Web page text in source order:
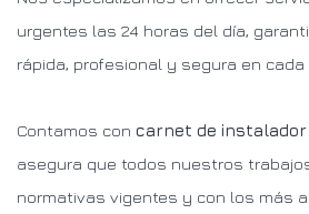
urgentes las 24 horas del día,
rápida, profesional y segura en cada
Contamos con carnet de instalador
asegura que todos nuestros
normativas vigentes y con los más